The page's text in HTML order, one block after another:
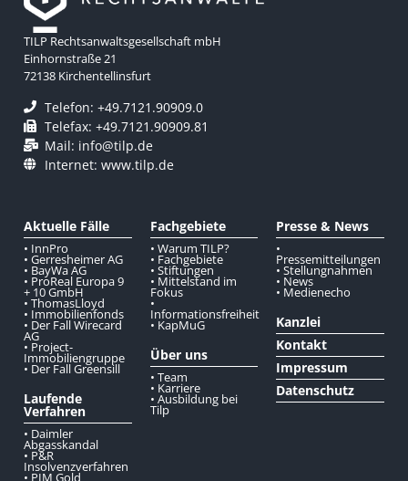
TILP Rechtsanwaltsgesellschaft mbH
Einhornstraße 21
72138 Kirchentellinsfurt
Telefon: +49.7121.90909.0
Telefax: +49.7121.90909.81
Mail: info@tilp.de
Internet: www.tilp.de
Aktuelle Fälle
• InnPro
• Gerresheimer AG
• BayWa AG
• ProReal Europa 9
+ 10 GmbH
• ThomasLloyd
• Immobilienfonds
• Der Fall Wirecard
AG
• Project-
Immobiliengruppe
• Der Fall Greensill
Laufende
Verfahren
• Daimler
Abgasskandal
• P&R
Insolvenzverfahren
• PIM Gold
Fachgebiete
• Warum TILP?
• Fachgebiete
• Stiftungen
• Mittelstand im
Fokus
•
Informationsfreiheit
• KapMuG
Über uns
• Team
• Karriere
• Ausbildung bei
Tilp
Presse & News
•
Pressemitteilungen
• Stellungnahmen
• News
• Medienecho
Kanzlei
Kontakt
Impressum
Datenschutz